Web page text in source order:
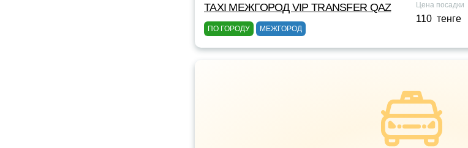
TAXI МЕЖГОРОД VIP TRANSFER QАZ
ПО ГОРОДУ МЕЖГОРОД
Цена посадки
110 тенге